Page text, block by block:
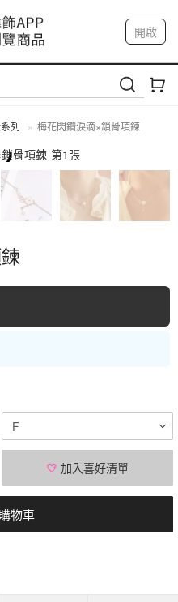
6 淡水捷運站
八里海巡基地
桃園青埔置地廣場
開啟
我的帳戶
列 梅花閃鑽淚滴×鎖骨項鍊
F
加入喜好清單
物車